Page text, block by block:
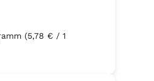
(5,78 € / 1